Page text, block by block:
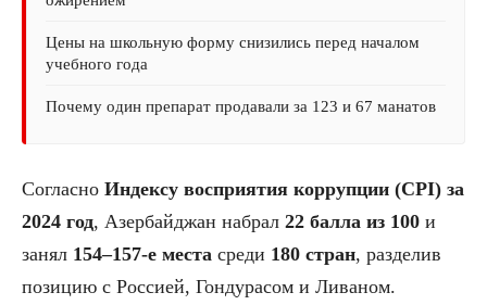
Цены на школьную форму снизились перед началом
учебного года
Почему один препарат продавали за 123 и 67 манатов
Согласно Индексу восприятия коррупции (CPI) за
2024 год, Азербайджан набрал 22 балла из 100 и
занял 154–157-е места среди 180 стран, разделив
позицию с Россией, Гондурасом и Ливаном.